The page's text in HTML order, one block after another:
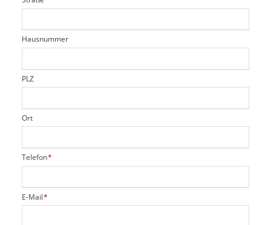
t
r
d
e
d
c
t
f
e
d
Hausnummer
PLZ
Ort
P
f
i
c
Telefon*
P
f
E-Mail*